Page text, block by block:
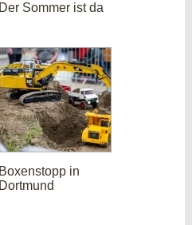
Der Sommer ist da
Boxenstopp in
Dortmund